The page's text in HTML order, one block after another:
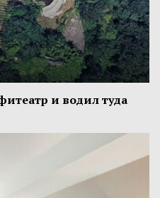
и водил туда